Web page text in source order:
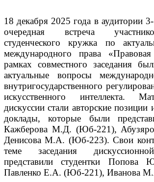
18 декабря 2025 года в аудитории
очередная встреча
студенческого кружка по
международного права
рамках совместного заседания
актуальные вопросы
внутригосударственного
искусственного интеллекта.
дискуссии стали авторские позиции
доклады, которые были
Кажберова М.Д. (Юб-221),
Денисова М.А. (Юб-223). Свои
теме заседания
представили студентки
Павленко Е.А. (Юб-221), Иванова